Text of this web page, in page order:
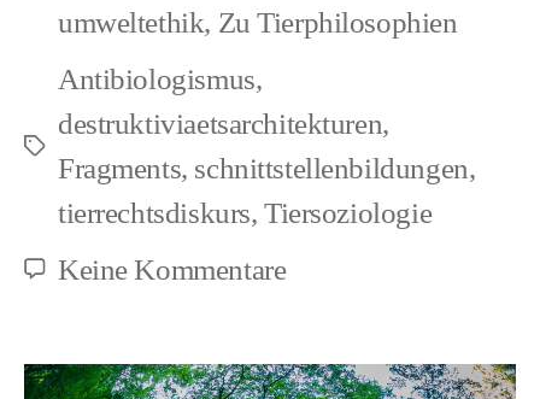
umweltethik, Zu Tierphilosophien
Schlagwörter
Antibiologismus,
destruktiviaetsarchitekturen,
Fragments, schnittstellenbildungen,
tierrechtsdiskurs, Tiersoziologie
Keine Kommentarezu
(1)